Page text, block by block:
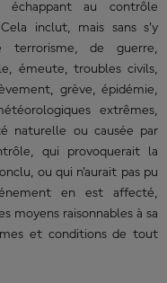
au contrôle
inclut, mais sans s’y
de guerre,
émeute, troubles civils,
grève, épidémie,
extrêmes,
naturelle ou causée par
qui provoquerait la
ou qui n’aurait pas pu
en est affecté,
moyens raisonnables à sa
et conditions de tout